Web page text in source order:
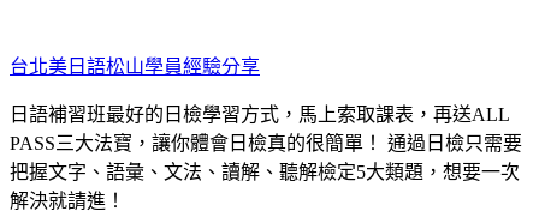
至
主
要
內
容
台北美日語松山學員經驗分享
日語補習班最好的日檢學習方式，馬上索取課表，再送ALL
PASS三大法寶，讓你體會日檢真的很簡單！ 通過日檢只需要
把握文字、語彙、文法、讀解、聽解檢定5大類題，想要一次
解決就請進！